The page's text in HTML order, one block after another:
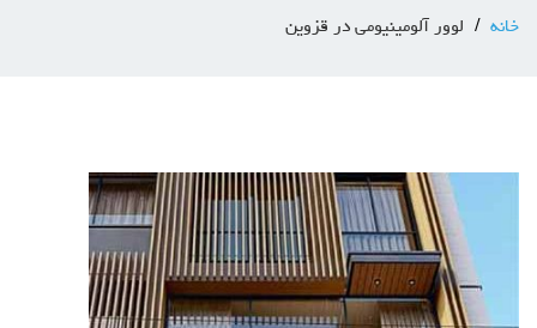
خانه لوور آلومينيومي در قزوين